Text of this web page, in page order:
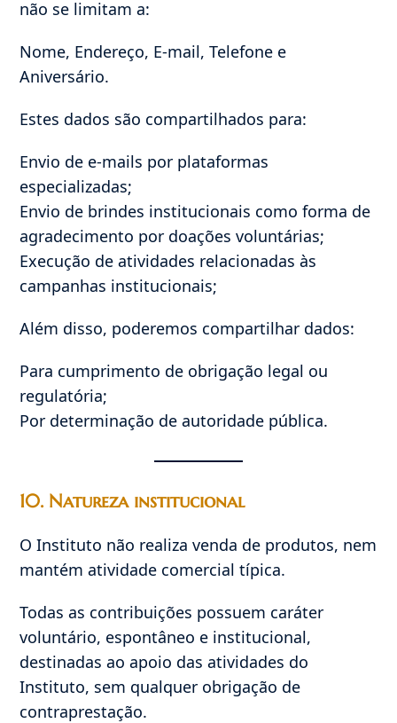
não se limitam a:
Nome, Endereço, E-mail, Telefone e
Aniversário.
Estes dados são compartilhados para:
Envio de e-mails por plataformas
especializadas;
Envio de brindes institucionais como forma de
agradecimento por doações voluntárias;
Execução de atividades relacionadas às
campanhas institucionais;
Além disso, poderemos compartilhar dados:
Para cumprimento de obrigação legal ou
regulatória;
Por determinação de autoridade pública.
10. Natureza institucional
O Instituto não realiza venda de produtos, nem
mantém atividade comercial típica.
Todas as contribuições possuem caráter
voluntário, espontâneo e institucional,
destinadas ao apoio das atividades do
Instituto, sem qualquer obrigação de
contraprestação.